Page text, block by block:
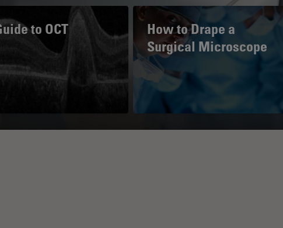
to OCT
How to Drape a
Surgical Microscope